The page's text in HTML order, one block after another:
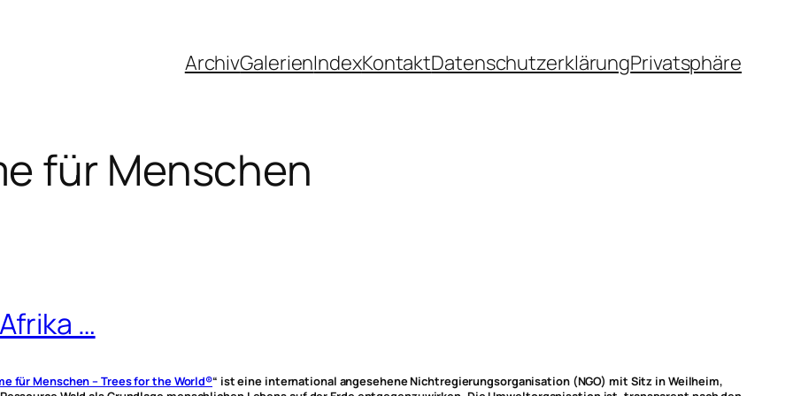
ArchivGalerienIndexKontaktDatenschutzerklärungPrivatsphäre
für Menschen
…
für Menschen – Trees for the World®“ ist eine international angesehene Nichtregierungsorganisation (NGO) mit Sitz in Weilheim,